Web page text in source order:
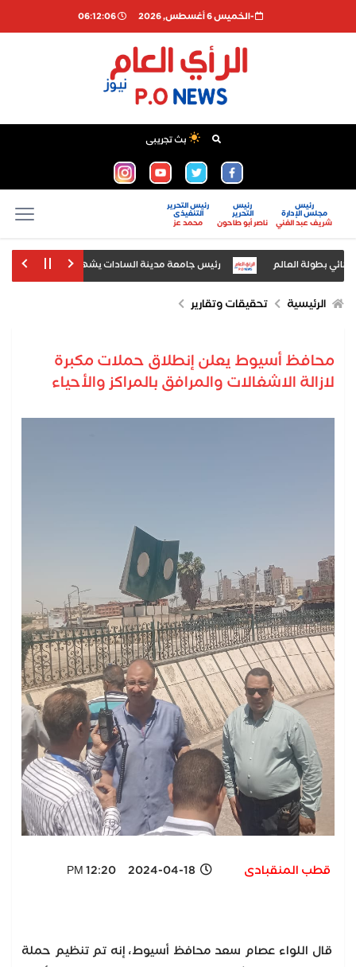
-الخميس 6 أغسطس, 2026 06:12:06
بث تجريبى
رئيس
مجلس الإدارة
شريف عبد الغني
رئيس
التحرير
ناصر أبو طاحون
رئيس التحرير
التنفيذى
محمد عز
بطولة العالم رئيس جامعة مدينة السادات يشهد افتتاح معرض «أخبار
الرئيسية تحقيقات وتقارير
محافظ أسيوط يعلن إنطلاق حملات مكبرة
لازالة الاشغالات والمرافق بالمراكز والأحياء
قطب المنقبادى 2024-04-18 12:20 PM
قال اللواء عصام سعد محافظ أسيوط، إنه تم تنظيم حملة